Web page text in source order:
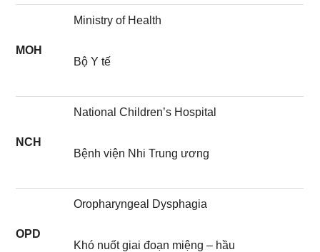
MOH
Ministry of Health
Bộ Y tế
NCH
National Children’s Hospital
Bệnh viện Nhi Trung ương
OPD
Oropharyngeal Dysphagia
Khó nuốt giai đoạn miệng – hầu